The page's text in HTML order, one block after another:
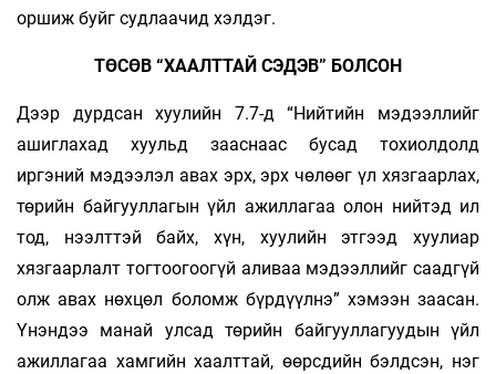
оршиж буйг судлаачид хэлдэг.
ТӨСӨВ “ХААЛТТАЙ СЭДЭВ” БОЛСОН
Дээр дурдсан хуулийн 7.7-д “Нийтийн мэдээллийг
ашиглахад хуульд зааснаас бусад тохиол­долд
иргэний мэдээлэл авах эрх, эрх чөлөөг үл хязгаарлах,
төрийн байгууллагын үйл ажиллагаа олон нийтэд ил
тод, нээлттэй байх, хүн, хуулийн этгээд хуулиар
хязгаарлалт тогтоогоогүй али­ваа мэдээллийг саадгүй
олж авах нөхцөл боломж бүрдүүлнэ” хэмээн заасан.
Үнэндээ манай улсад төрийн байгууллагуудын үйл
ажиллагаа хамгийн хаалттай, өөрсдийн бэлдсэн, нэг